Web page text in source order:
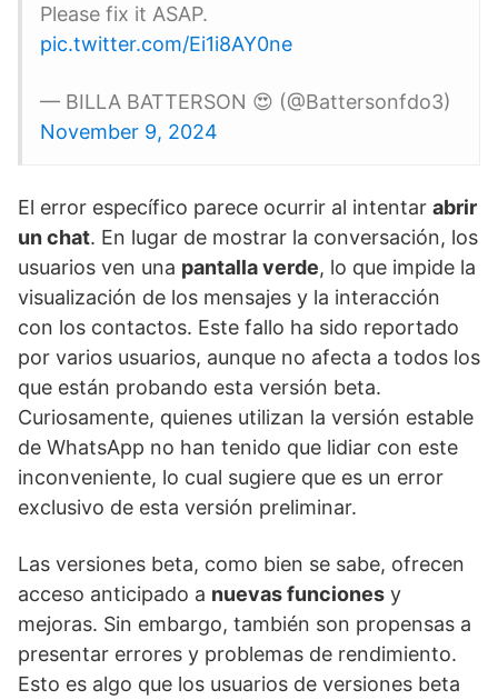
Please fix it ASAP.
pic.twitter.com/Ei1i8AY0ne
— BILLA BATTERSON 😍 (@Battersonfdo3)
November 9, 2024
El error específico parece ocurrir al intentar abrir
un chat. En lugar de mostrar la conversación, los
usuarios ven una pantalla verde, lo que impide la
visualización de los mensajes y la interacción
con los contactos. Este fallo ha sido reportado
por varios usuarios, aunque no afecta a todos los
que están probando esta versión beta.
Curiosamente, quienes utilizan la versión estable
de WhatsApp no ​​han tenido que lidiar con este
inconveniente, lo cual sugiere que es un error
exclusivo de esta versión preliminar.
Las versiones beta, como bien se sabe, ofrecen
acceso anticipado a nuevas funciones y
mejoras. Sin embargo, también son propensas a
presentar errores y problemas de rendimiento.
Esto es algo que los usuarios de versiones beta